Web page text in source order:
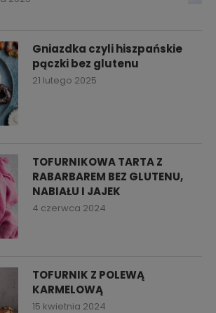
Gniazdka czyli hiszpańskie
pączki bez glutenu
21 lutego 2025
TOFURNIKOWA TARTA Z
RABARBAREM BEZ GLUTENU,
NABIAŁU I JAJEK
4 czerwca 2024
TOFURNIK Z POLEWĄ
KARMELOWĄ
15 kwietnia 2024